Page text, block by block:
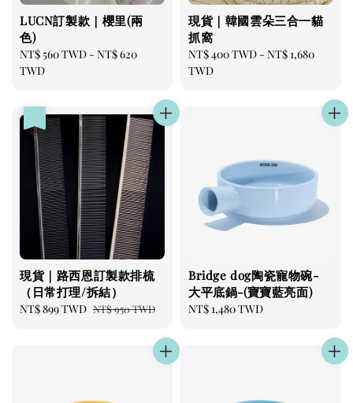
LUCN訂製款｜櫻里(兩
色)
Regular
price
NT$ 560 TWD - NT$ 620
TWD
現貨｜韓國雲朵三合一貓
抓窩
Regular
price
NT$ 400 TWD - NT$ 1,680
TWD
現貨｜路西恩訂製款排梳
（日常打理/拆結）
Sale
NT$ 899 TWD Regular
NT$ 950 TWD
Bridge dog陶瓷寵物碗-
大平底鍋-(寶寶藍亮面)
Regular
NT$ 1,480 TWD